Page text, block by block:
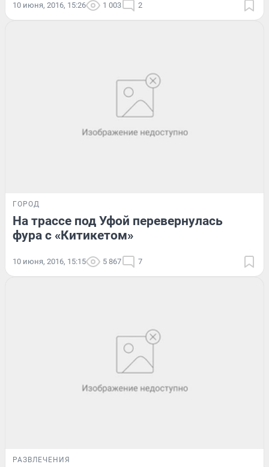
10 июня, 2016, 15:26 1 003 2
ГОРОД
На трассе под Уфой перевернулась
фура с «Китикетом»
10 июня, 2016, 15:15 5 867 7
РАЗВЛЕЧЕНИЯ